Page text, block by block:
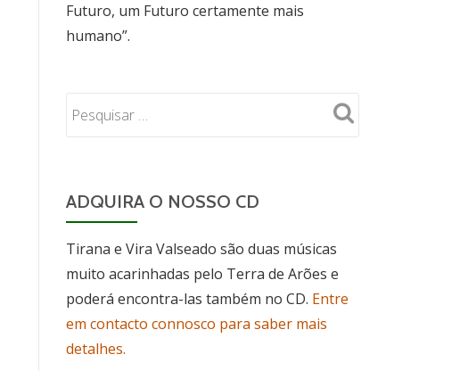
Futuro, um Futuro certamente mais
humano”.
ADQUIRA O NOSSO CD
Tirana e Vira Valseado são duas músicas
muito acarinhadas pelo Terra de Arões e
poderá encontra-las também no CD. Entre
em contacto connosco para saber mais
detalhes.